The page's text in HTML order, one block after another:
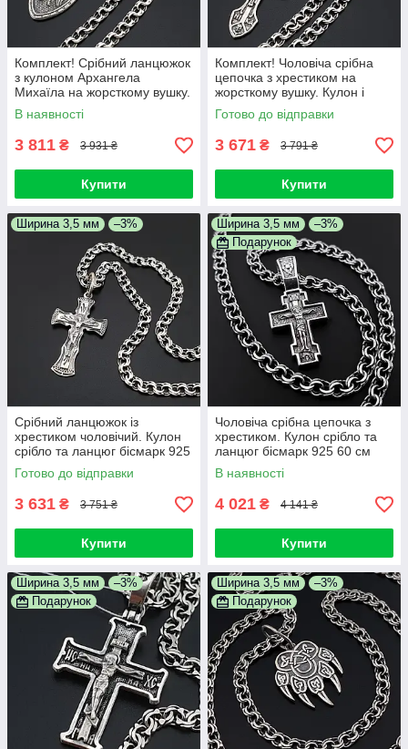
Комплект! Срібний ланцюжок
з кулоном Архангела
Михаїла на жорсткому вушку.
Чоловічий кулон і ланцюг зі
срібла 925
В наявності
3 811 ₴ 3 931 ₴
Купити
Комплект! Чоловіча срібна
цепочка з хрестиком на
жорсткому вушку. Кулон і
ланцюг срібло 925 60 см
Готово до відправки
3 671 ₴ 3 791 ₴
Купити
Ширина 3,5 мм –3%
Срібний ланцюжок із
хрестиком чоловічий. Кулон
срібло та ланцюг бісмарк 925
60 см
Готово до відправки
3 631 ₴ 3 751 ₴
Купити
Ширина 3,5 мм
–3%
Подарунок
Чоловіча срібна цепочка з
хрестиком. Кулон срібло та
ланцюг бісмарк 925 60 см
В наявності
4 021 ₴ 4 141 ₴
Купити
Ширина 3,5 мм
–3%
Подарунок
Ширина 3,5 мм
–3%
Подарунок